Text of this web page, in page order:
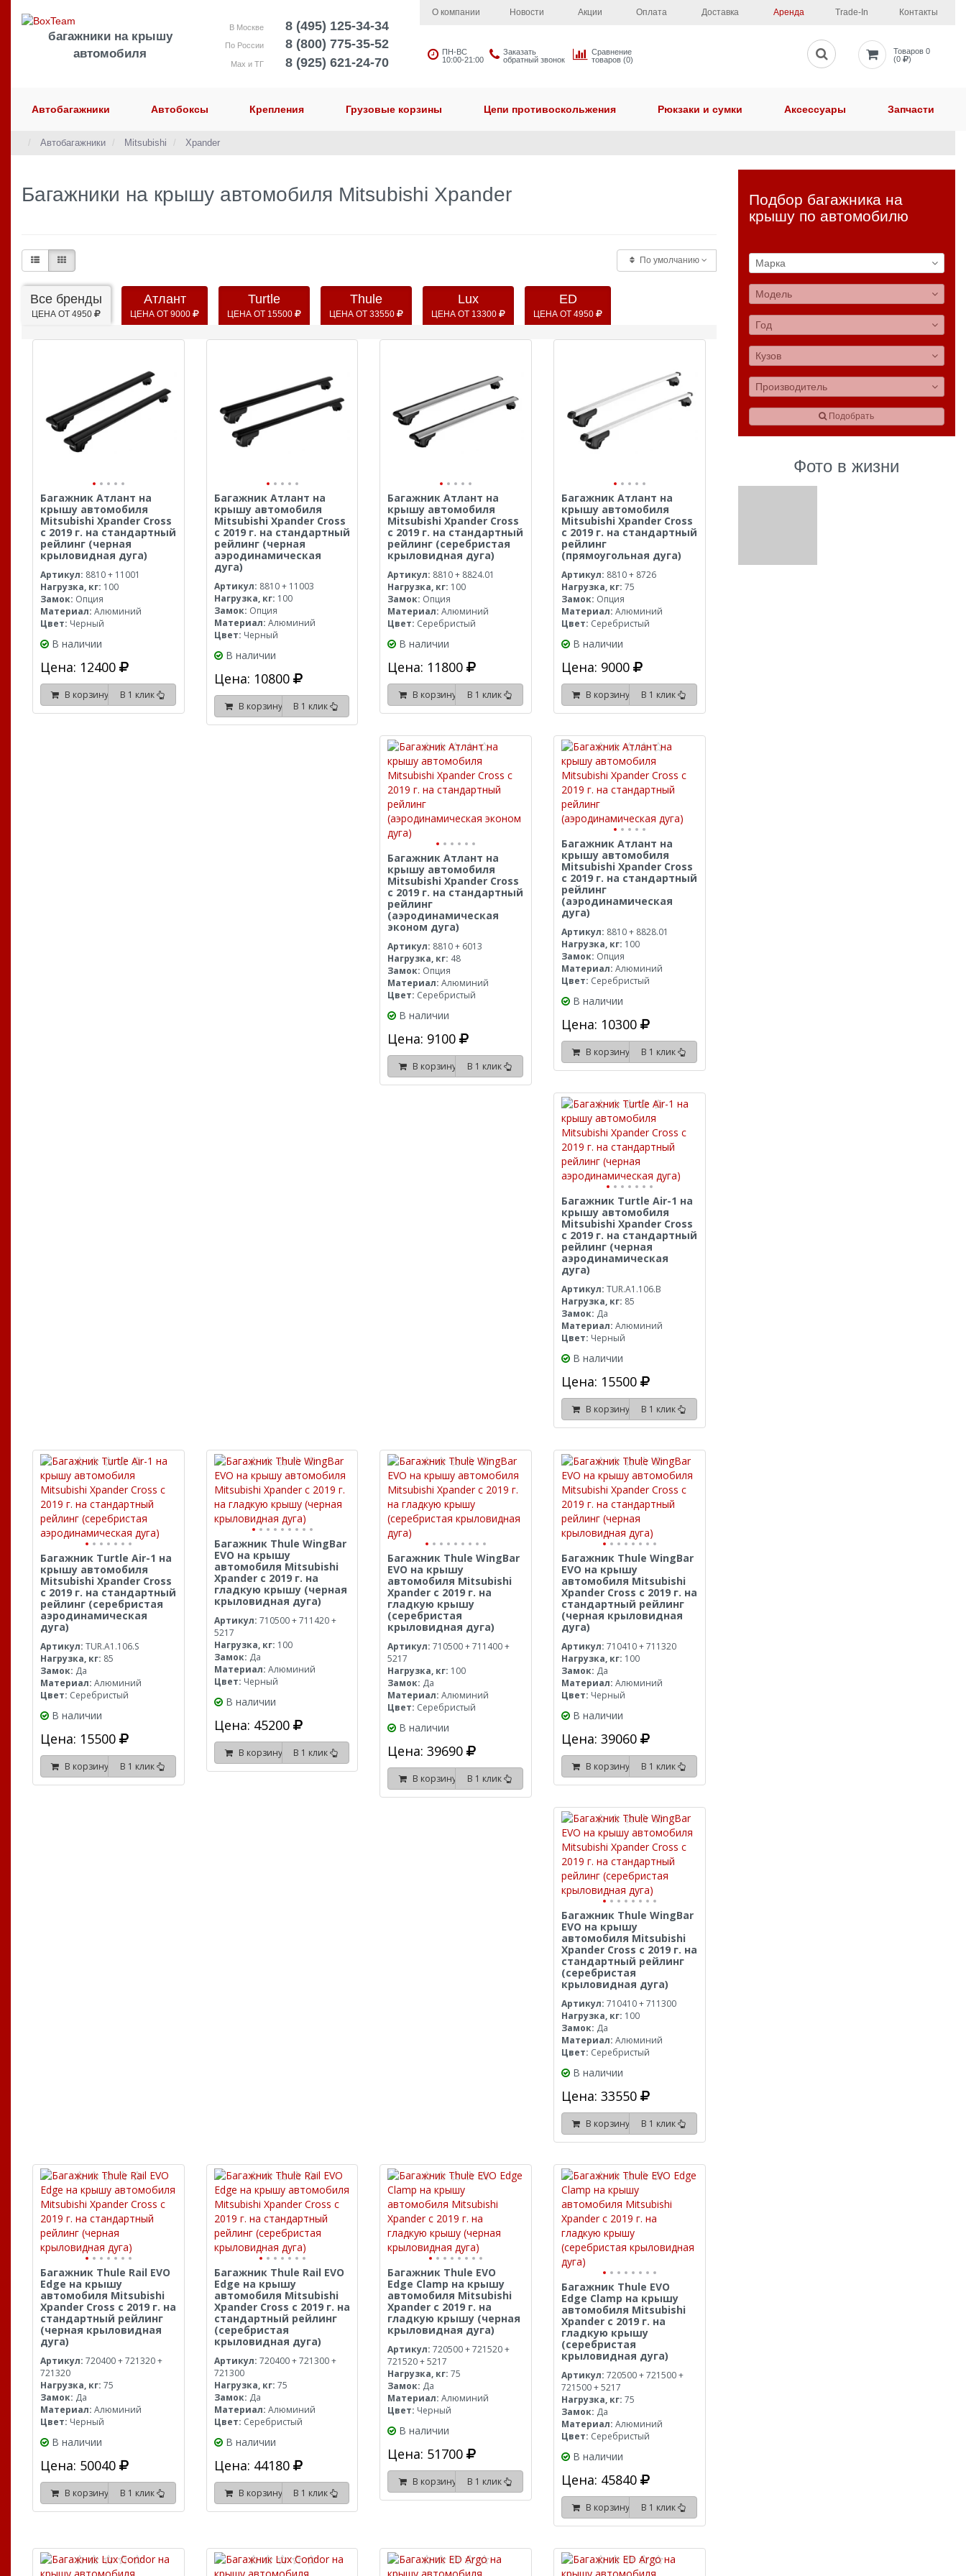
О компании Новости Акции Оплата Доставка Аренда Trade-In Контакты
багажники на крышу
автомобиля
В Москве 8 (495) 125-34-34
По России 8 (800) 775-35-52
Max и ТГ 8 (925) 621-24-70
ПН-ВС
10:00-21:00
Заказать
обратный звонок
Сравнение
товаров (0)
Товаров 0
(0
)
Автобагажники Автобоксы Крепления Грузовые корзины Цепи противоскольжения Рюкзаки и сумки Аксессуары Запчасти
Автобагажники Mitsubishi Xpander
Багажники на крышу автомобиля Mitsubishi Xpander
По умолчанию
Все бренды
ЦЕНА ОТ 4950
Атлант
ЦЕНА ОТ 9000
Turtle
ЦЕНА ОТ 15500
Thule
ЦЕНА ОТ 33550
Lux
ЦЕНА ОТ 13300
ED
ЦЕНА ОТ 4950
Багажник Атлант на
крышу автомобиля
Mitsubishi Xpander Cross
с 2019 г. на стандартный
рейлинг (черная
крыловидная дуга)
Артикул: 8810 + 11001
Нагрузка, кг: 100
Замок: Опция
Материал: Алюминий
Цвет: Черный
В наличии
Цена: 12400
В корзину В 1 клик
Багажник Атлант на
крышу автомобиля
Mitsubishi Xpander Cross
с 2019 г. на стандартный
рейлинг (черная
аэродинамическая
дуга)
Артикул: 8810 + 11003
Нагрузка, кг: 100
Замок: Опция
Материал: Алюминий
Цвет: Черный
В наличии
Цена: 10800
В корзину В 1 клик
Багажник Атлант на
крышу автомобиля
Mitsubishi Xpander Cross
с 2019 г. на стандартный
рейлинг (серебристая
крыловидная дуга)
Артикул: 8810 + 8824.01
Нагрузка, кг: 100
Замок: Опция
Материал: Алюминий
Цвет: Серебристый
В наличии
Цена: 11800
В корзину В 1 клик
Багажник Атлант на
крышу автомобиля
Mitsubishi Xpander Cross
с 2019 г. на стандартный
рейлинг
(прямоугольная дуга)
Артикул: 8810 + 8726
Нагрузка, кг: 75
Замок: Опция
Материал: Алюминий
Цвет: Серебристый
В наличии
Цена: 9000
В корзину В 1 клик
Багажник Атлант на
крышу автомобиля
Mitsubishi Xpander Cross
с 2019 г. на стандартный
рейлинг
(аэродинамическая
эконом дуга)
Артикул: 8810 + 6013
Нагрузка, кг: 48
Замок: Опция
Материал: Алюминий
Цвет: Серебристый
В наличии
Цена: 9100
В корзину В 1 клик
Багажник Атлант на
крышу автомобиля
Mitsubishi Xpander Cross
с 2019 г. на стандартный
рейлинг
(аэродинамическая
дуга)
Артикул: 8810 + 8828.01
Нагрузка, кг: 100
Замок: Опция
Материал: Алюминий
Цвет: Серебристый
В наличии
Цена: 10300
В корзину В 1 клик
Багажник Turtle Air-1 на
крышу автомобиля
Mitsubishi Xpander Cross
с 2019 г. на стандартный
рейлинг (черная
аэродинамическая
дуга)
Артикул: TUR.A1.106.B
Нагрузка, кг: 85
Замок: Да
Материал: Алюминий
Цвет: Черный
В наличии
Цена: 15500
В корзину В 1 клик
Багажник Turtle Air-1 на
крышу автомобиля
Mitsubishi Xpander Cross
с 2019 г. на стандартный
рейлинг (серебристая
аэродинамическая
дуга)
Артикул: TUR.A1.106.S
Нагрузка, кг: 85
Замок: Да
Материал: Алюминий
Цвет: Серебристый
В наличии
Цена: 15500
В корзину В 1 клик
Багажник Thule WingBar
EVO на крышу
автомобиля Mitsubishi
Xpander с 2019 г. на
гладкую крышу (черная
крыловидная дуга)
Артикул: 710500 + 711420 +
5217
Нагрузка, кг: 100
Замок: Да
Материал: Алюминий
Цвет: Черный
В наличии
Цена: 45200
В корзину В 1 клик
Багажник Thule WingBar
EVO на крышу
автомобиля Mitsubishi
Xpander с 2019 г. на
гладкую крышу
(серебристая
крыловидная дуга)
Артикул: 710500 + 711400 +
5217
Нагрузка, кг: 100
Замок: Да
Материал: Алюминий
Цвет: Серебристый
В наличии
Цена: 39690
В корзину В 1 клик
Багажник Thule WingBar
EVO на крышу
автомобиля Mitsubishi
Xpander Cross с 2019 г. на
стандартный рейлинг
(черная крыловидная
дуга)
Артикул: 710410 + 711320
Нагрузка, кг: 100
Замок: Да
Материал: Алюминий
Цвет: Черный
В наличии
Цена: 39060
В корзину В 1 клик
Багажник Thule WingBar
EVO на крышу
автомобиля Mitsubishi
Xpander Cross с 2019 г. на
стандартный рейлинг
(серебристая
крыловидная дуга)
Артикул: 710410 + 711300
Нагрузка, кг: 100
Замок: Да
Материал: Алюминий
Цвет: Серебристый
В наличии
Цена: 33550
В корзину В 1 клик
Багажник Thule Rail EVO
Edge на крышу
автомобиля Mitsubishi
Xpander Cross с 2019 г. на
стандартный рейлинг
(черная крыловидная
дуга)
Артикул: 720400 + 721320 +
721320
Нагрузка, кг: 75
Замок: Да
Материал: Алюминий
Цвет: Черный
В наличии
Цена: 50040
В корзину В 1 клик
Багажник Thule Rail EVO
Edge на крышу
автомобиля Mitsubishi
Xpander Cross с 2019 г. на
стандартный рейлинг
(серебристая
крыловидная дуга)
Артикул: 720400 + 721300 +
721300
Нагрузка, кг: 75
Замок: Да
Материал: Алюминий
Цвет: Серебристый
В наличии
Цена: 44180
В корзину В 1 клик
Багажник Thule EVO
Edge Clamp на крышу
автомобиля Mitsubishi
Xpander с 2019 г. на
гладкую крышу (черная
крыловидная дуга)
Артикул: 720500 + 721520 +
721520 + 5217
Нагрузка, кг: 75
Замок: Да
Материал: Алюминий
Цвет: Черный
В наличии
Цена: 51700
В корзину В 1 клик
Багажник Thule EVO
Edge Clamp на крышу
автомобиля Mitsubishi
Xpander с 2019 г. на
гладкую крышу
(серебристая
крыловидная дуга)
Артикул: 720500 + 721500 +
721500 + 5217
Нагрузка, кг: 75
Замок: Да
Материал: Алюминий
Цвет: Серебристый
В наличии
Цена: 45840
В корзину В 1 клик
Подбор багажника на
крышу по автомобилю
Марка
Модель
Год
Кузов
Производитель
Подобрать
Фото в жизни